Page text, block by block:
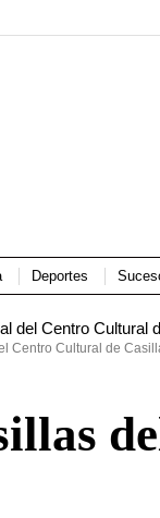
Deportes
Centro Cultural de